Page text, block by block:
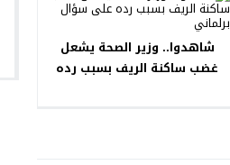
شاهدوا.. وزير الصحة يشعل
غضب ساكنة الريف بسبب رده